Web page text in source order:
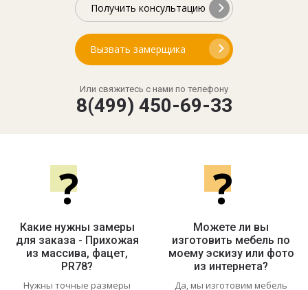
Получить консультацию
Вызвать замерщика
Или свяжитесь с нами по телефону
8(499) 450-69-33
?
Какие нужны замеры
для заказа - Прихожая
из массива, фацет,
PR78?
Нужны точные размеры
?
Можете ли вы
изготовить мебель по
моему эскизу или фото
из интернета?
Да, мы изготовим мебель